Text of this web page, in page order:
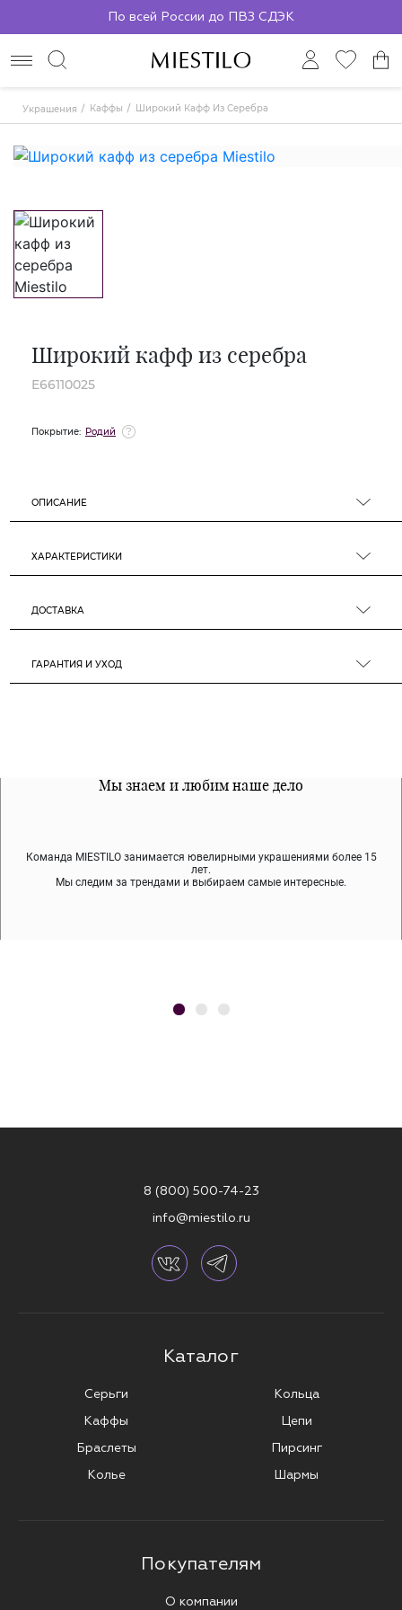
По всей России до ПВЗ СДЭК
Украшения Каффы Широкий Кафф Из Серебра
Широкий кафф из серебра
E66110025
Покрытие: Родий
ОПИСАНИЕ
ХАРАКТЕРИСТИКИ
ДОСТАВКА
ГАРАНТИЯ И УХОД
Мы знаем и любим наше дело
Команда MIESTILO занимается ювелирными украшениями более 15
лет.
Мы следим за трендами и выбираем самые интересные.
Все наши материалы гипоалергенны
Мы используем покрытие (родий, ювелирный сплав), которое не
содержит никеля и свинца — это исключает аллергию.
Примерка перед покупкой
Во время доставки спокойно примеряйте украшения, выбирайте те,
что вам нравятся, остальные заберёт курьер.
8 (800) 500-74-23
info@miestilo.ru
Каталог
Серьги
Каффы
Браслеты
Колье
Кольца
Цепи
Пирсинг
Шармы
Покупателям
О компании